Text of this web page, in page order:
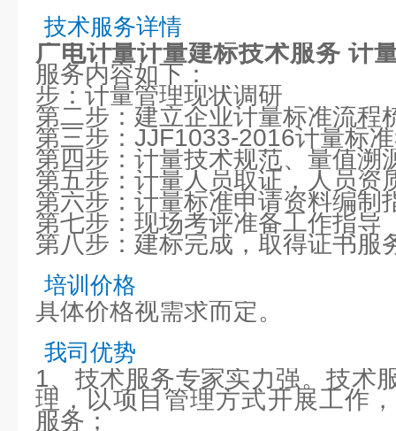
技术服务详情
广电计量计量建标技术服务 计
服务内容如下：
步：计量管理现状调研
第二步：建立企业计量标准流程
第三步：JJF1033-2016计量标
第四步：计量技术规范、量值溯
第五步：计量人员取证，人员资
第六步：计量标准申请资料编制
第七步：现场考评准备工作指导
第八步：建标完成，取得证书服
培训价格
具体价格视需求而定。
我司优势
1、技术服务专家实力强。技术
理，以项目管理方式开展工作
服务；